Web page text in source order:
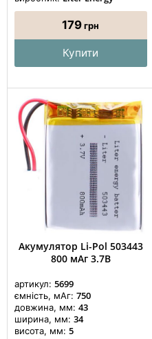
179грн
Купити
Акумулятор Li-Pol 503443
800 мАг 3.7В
артикул: 5699
ємність, мАг: 750
довжина, мм: 43
ширина, мм: 34
висота, мм: 5